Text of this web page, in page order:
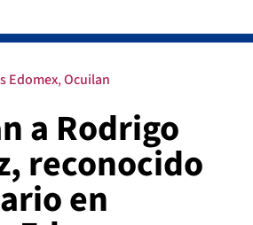
Edomex,Ocuilan
a Rodrigo
reconocido
en